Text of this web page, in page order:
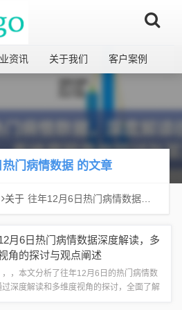
资讯 关于我们 客户案例
门病情数据的文章
关于 往年12月6日热门病情数据
月6日热门病情数据深度解读，多
角的探讨与观点阐述
，，本文分析了往年12月6日的热门病情数
过深度解读和多维度视角的探讨，全面了解